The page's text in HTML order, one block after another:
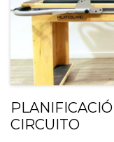
CIRCUITO